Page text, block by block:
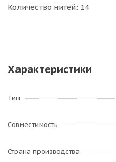
Количество нитей: 14
Характеристики
Тип
Совместимость
Страна производства